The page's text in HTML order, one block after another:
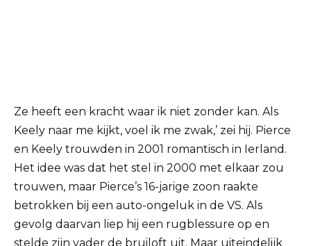
Ze heeft een kracht waar ik niet zonder kan. Als
Keely naar me kijkt, voel ik me zwak,’ zei hij. Pierce
en Keely trouwden in 2001 romantisch in Ierland.
Het idee was dat het stel in 2000 met elkaar zou
trouwen, maar Pierce’s 16-jarige zoon raakte
betrokken bij een auto-ongeluk in de VS. Als
gevolg daarvan liep hij een rugblessure op en
stelde zijn vader de bruiloft uit. Maar uiteindelijk